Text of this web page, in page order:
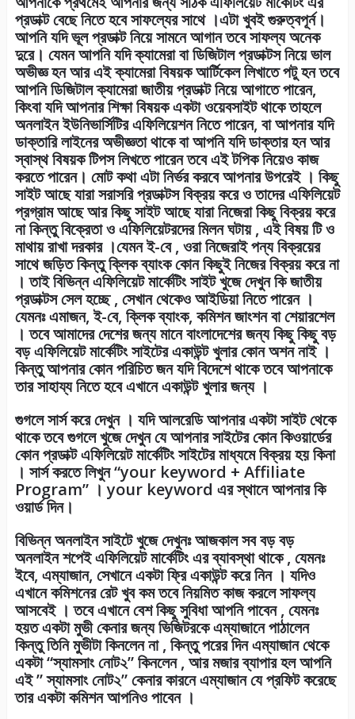
প্রডাক্ট বেছে নিতে হবে সাফল্যের সাথে ।এটা খুবই গুরুত্বপূর্ন।
আপনি যদি ভূল প্রডাক্ট নিয়ে সামনে আগান তবে সাফল্য অনেক
দুরে। যেমন আপনি যদি ক্যামেরা বা ডিজিটাল প্রডাক্টস নিয়ে ভাল
অভীজ্ঞ হন আর এই ক্যামেরা বিষয়ক আর্টিকেল লিখাতে পটু হন তবে
আপনি ডিজিটাল ক্যামেরা জাতীয় প্রডাক্ট নিয়ে আগাতে পারেন,
কিংবা যদি আপনার শিক্ষা বিষয়ক একটা ওয়েবসাইট থাকে তাহলে
অনলাইন ইউনিভার্সিটির এফিলিয়েশন নিতে পারেন, বা আপনার যদি
ডাক্তারি লাইনের অভীজ্ঞতা থাকে বা আপনি যদি ডাক্তার হন আর
স্বাস্থ বিষয়ক টিপস লিখতে পারেন তবে এই টপিক নিয়েও কাজ
করতে পারেন। মোট কথা এটা নির্ভর করবে আপনার উপরেই । কিছু
সাইট আছে যারা সরাসরি প্রডাক্টস বিক্রয় করে ও তাদের এফিলিয়েট
প্রগ্রাম আছে আর কিছু সাইট আছে যারা নিজেরা কিছু বিক্রয় করে
না কিন্তু বিক্রেতা ও এফিলিয়েটরদের মিলন ঘটায় , এই বিষয় টি ও
মাথায় রাখা দরকার ।যেমন ই-বে , ওরা নিজেরাই পন্য বিক্রয়ের
সাথে জড়িত কিন্তু ক্লিক ব্যাংক কোন কিছুই নিজের বিক্রয় করে না
। তাই বিভিন্ন এফিলিয়েট মার্কেটিং সাইট খুজে দেখুন কি জাতীয়
প্রডাক্টস সেল হচ্ছে , সেখান থেকেও আইডিয়া নিতে পারেন ।
যেমনঃ এমাজন, ই-বে, ক্লিক ব্যাংক, কমিশন জাংশন বা শেয়ারশেল
। তবে আমাদের দেশের জন্য মানে বাংলাদেশের জন্য কিছু কিছু বড়
বড় এফিলিয়েট মার্কেটিং সাইটের একাউন্ট খুলার কোন অশন নাই ।
কিন্তু আপনার কোন পরিচিত জন যদি বিদেশে থাকে তবে আপনাকে
তার সাহায্য নিতে হবে এখানে একাউন্ট খুলার জন্য ।
গুগলে সার্স করে দেখুন । যদি আলরেডি আপনার একটা সাইট থেকে
থাকে তবে গুগলে খুজে দেখুন যে আপনার সাইটের কোন কিওয়ার্ডের
কোন প্রডাক্ট এফিলিয়েট মার্কেটিং সাইটের মাধ্যমে বিক্রয় হয় কিনা
। সার্স করতে লিখুন “your keyword + Affiliate
Program” । your keyword এর স্থানে আপনার কি
ওয়ার্ড দিন।
বিভিন্ন অনলাইন সাইটে খুজে দেখুনঃ আজকাল সব বড় বড়
অনলাইন শপেই এফিলিয়েট মার্কেটিং এর ব্যাবস্থা থাকে , যেমনঃ
ইবে, এম্যাজান, সেখানে একটা ফ্রি একাউন্ট করে নিন । যদিও
এখানে কমিশনের রেট খুব কম তবে নিয়মিত কাজ করলে সাফল্য
আসবেই । তবে এখানে বেশ কিছু সুবিধা আপনি পাবেন , যেমনঃ
হয়ত একটা মুভী কেনার জন্য ভিজিটরকে এম্যাজানে পাঠালেন
কিন্তু তিনি মুভীটা কিনলেন না , কিন্তু পরের দিন এম্যাজান থেকে
একটা “স্যামসাং নোট২” কিনলেন , আর মজার ব্যাপার হল আপনি
এই ” স্যামসাং নোট২” কেনার কারনে এম্যাজান যে প্রফিট করেছে
তার একটা কমিশন আপনিও পাবেন ।